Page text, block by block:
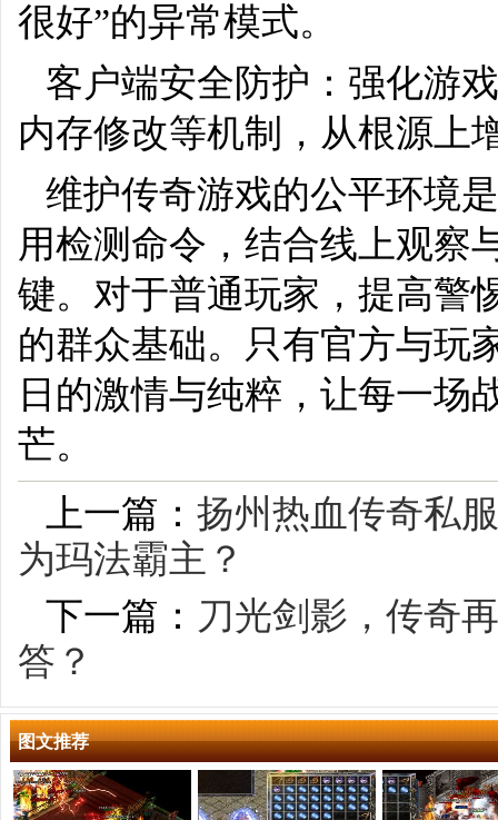
很好”的异常模式。
客户端安全防护：强化游
内存修改等机制，从根源上
维护传奇游戏的公平环境
用检测命令，结合线上观察
键。对于普通玩家，提高警
的群众基础。只有官方与玩
日的激情与纯粹，让每一场
芒。
上一篇： 扬州热血传奇私
为玛法霸主？
下一篇： 刀光剑影，传奇
答？
图文推荐